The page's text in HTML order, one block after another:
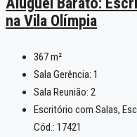
na Vila Olímpia
367m²
Sala Gerência: 1
Sala Reunião: 2
Escritório com Salas,
Cód.: 17421